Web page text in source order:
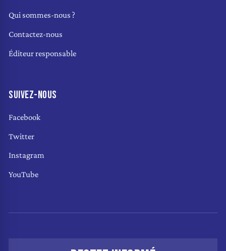
Qui sommes-nous ?
Contactez-nous
Éditeur responsable
SUIVEZ-NOUS
Facebook
Twitter
Instagram
YouTube